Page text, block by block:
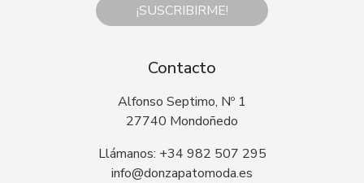
¡SUSCRIBIRME!
Contacto
Alfonso Septimo, Nº 1
27740 Mondoñedo
Llámanos: +34 982 507 295
info@donzapatomoda.es